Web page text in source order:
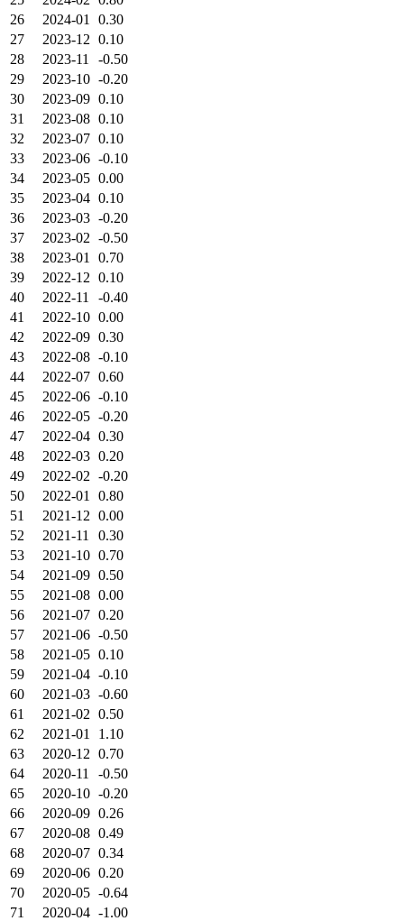
26
2024-01
0.30
27
2023-12 0.10
28
2023-11
-0.50
29
2023-10 -0.20
30
2023-09 0.10
31
2023-08 0.10
32
2023-07 0.10
33
2023-06 -0.10
34
2023-05 0.00
35
2023-04 0.10
36
2023-03 -0.20
37
2023-02 -0.50
38
2023-01
0.70
39
2022-12 0.10
40
2022-11
-0.40
41
2022-10 0.00
42
2022-09 0.30
43
2022-08 -0.10
44
2022-07 0.60
45
2022-06 -0.10
46
2022-05 -0.20
47
2022-04 0.30
48
2022-03 0.20
49
2022-02 -0.20
50
2022-01
0.80
51
2021-12 0.00
52
2021-11
0.30
53
2021-10 0.70
54
2021-09 0.50
55
2021-08 0.00
56
2021-07 0.20
57
2021-06 -0.50
58
2021-05 0.10
59
2021-04 -0.10
60
2021-03 -0.60
61
2021-02 0.50
62
2021-01
1.10
63
2020-12 0.70
64
2020-11
-0.50
65
2020-10 -0.20
66
2020-09 0.26
67
2020-08 0.49
68
2020-07 0.34
69
2020-06 0.20
70
2020-05 -0.64
71
2020-04 -1.00